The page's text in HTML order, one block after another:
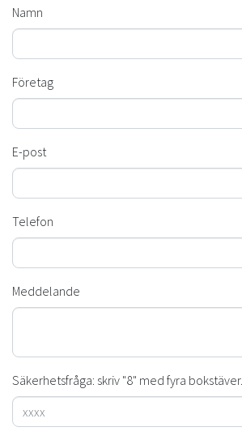
Namn
Företag
E-post
Telefon
Meddelande
Säkerhetsfråga: skriv "8" med fyra bokstäver.